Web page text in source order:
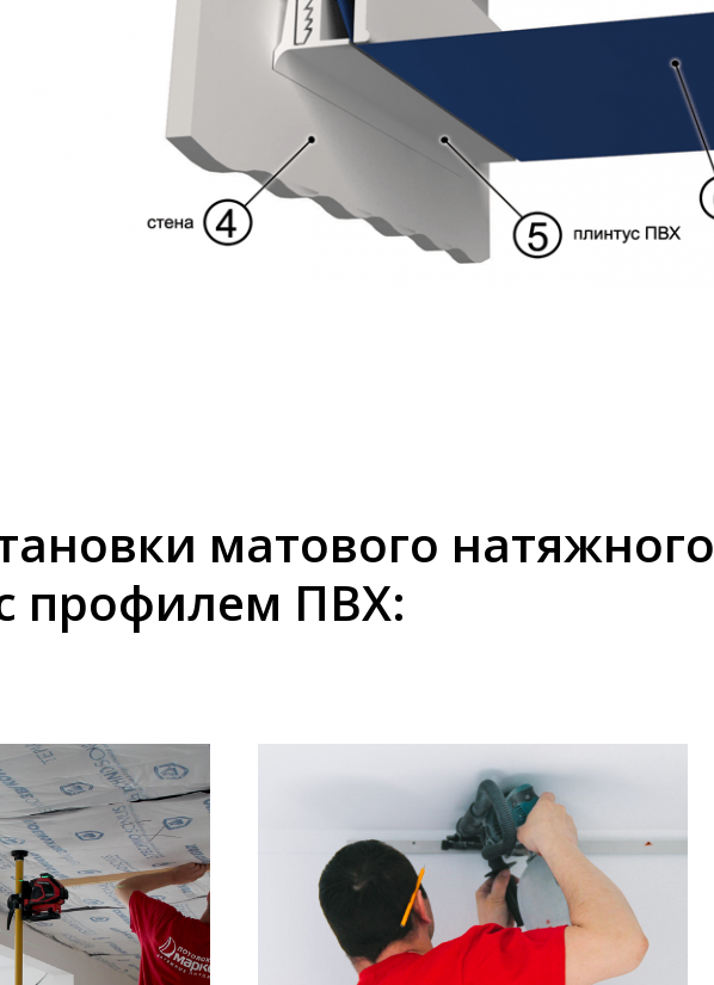
матового натяжного
профилем ПВХ: